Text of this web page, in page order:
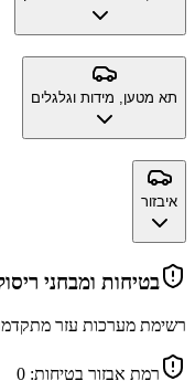
תא מטען, מידות וגלגלים
איבזור
בטיחות ומבחני
רשימת מערכות עזר
רמת אבזור בטיחות: 0